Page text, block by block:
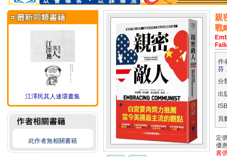
江澤民其人連環畫集
此作者無相關書籍
親
戰
作
芬
分
出
頁
定
優
書